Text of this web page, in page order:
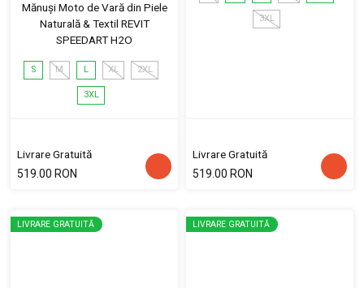
Mănuși Moto de Vară din Piele
Naturală & Textil REVIT
SPEEDART H2O
S M L XL 2XL
3XL
Livrare Gratuită
519.00 RON
3XL
Livrare Gratuită
519.00 RON
LIVRARE GRATUITĂ LIVRARE GRATUITĂ